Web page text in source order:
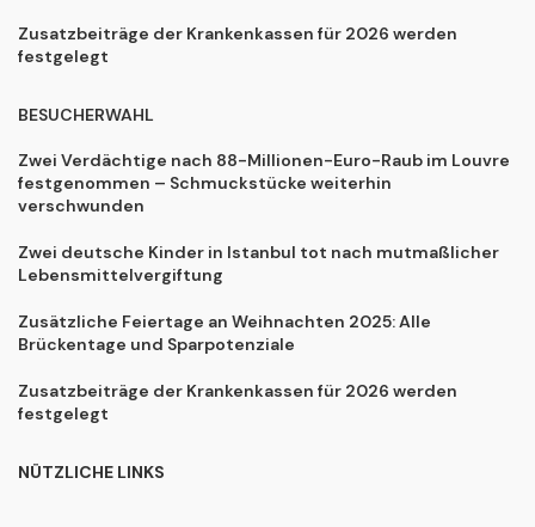
Zusatzbeiträge der Krankenkassen für 2026 werden
festgelegt
BESUCHERWAHL
Zwei Verdächtige nach 88-Millionen-Euro-Raub im Louvre
festgenommen – Schmuckstücke weiterhin
verschwunden
Zwei deutsche Kinder in Istanbul tot nach mutmaßlicher
Lebensmittelvergiftung
Zusätzliche Feiertage an Weihnachten 2025: Alle
Brückentage und Sparpotenziale
Zusatzbeiträge der Krankenkassen für 2026 werden
festgelegt
NÜTZLICHE LINKS